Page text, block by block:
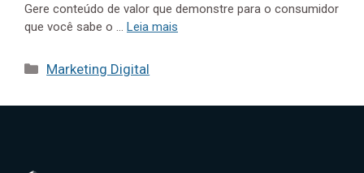
Gere conteúdo de valor que demonstre para o consumidor
que você sabe o … Leia mais
Categorias
Marketing Digital